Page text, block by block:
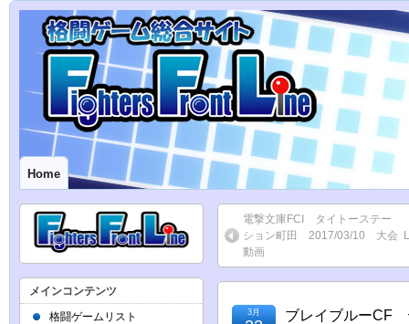
Home
電撃文庫FCI タイトーステー
ション町田 2017/03/10 大会
動画
ブレイブルーCF
3月
メインコンテンツ
格闘ゲームリスト